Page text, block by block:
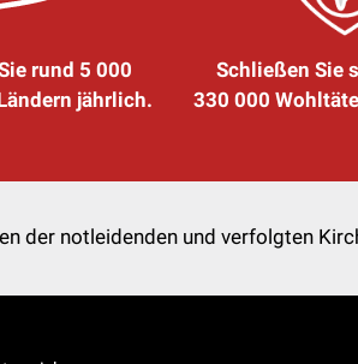
rund 5 000
jährlich.
Schließen Sie
330 000
der notleidenden und verfolgten